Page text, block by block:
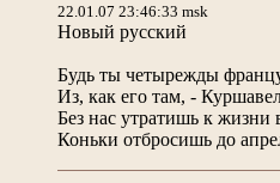
22.01.07 23:46:33 msk
Новый русский
Будь ты четырежды
Из, как его там, -
Без нас утратишь к жизни
Коньки отбросишь до